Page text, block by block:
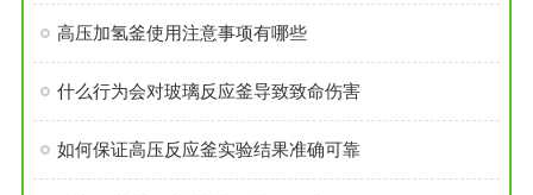
高压加氢釜使用注意事项有哪些
什么行为会对玻璃反应釜导致致命伤害
如何保证高压反应釜实验结果准确可靠